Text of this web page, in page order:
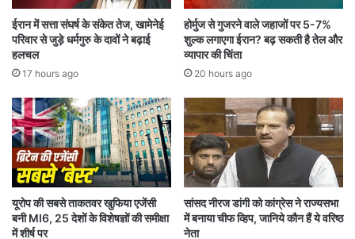
क्षी
सं
र
क्ष
की
ब
ता
ई
प्रे
क
क
हा
च
ल
,
इ
वै
श्वि
क
घ
ट
ना
ओं
प
र
ईरान में सत्ता संघर्ष के संकेत तेज, खामेनेई
परिवार से जुड़े धर्मगुरु के दावों ने बढ़ाई
हलचल
17 hours ago
होर्मुज से गुजरने वाले जहाजों पर 5-7%
शुल्क लगाएगा ईरान? बढ़ सकती है तेल और
व्यापार की चिंता
20 hours ago
यूरोप की सबसे ताकतवर खुफिया एजेंसी
बनी MI6, 25 देशों के विशेषज्ञों की समीक्षा
में शीर्ष पर
सांसद नीरज डांगी को कांग्रेस ने राज्यसभा
में बनाया चीफ व्हिप, जानिये कौन हैं ये वरिष्ठ
नेता